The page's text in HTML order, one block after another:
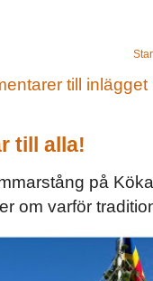
till inlägget
till alla!
på
om varför